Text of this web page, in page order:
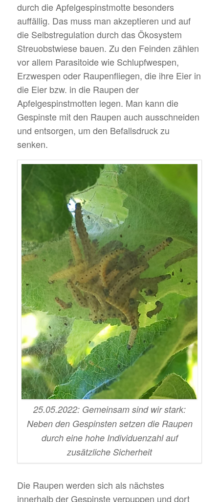
durch die Apfelgespinstmotte besonders
auffällig. Das muss man akzeptieren und auf
die Selbstregulation durch das Ökosystem
Streuobstwiese bauen. Zu den Feinden zählen
vor allem Parasitoide wie Schlupfwespen,
Erzwespen oder Raupenfliegen, die ihre Eier in
die Eier bzw. in die Raupen der
Apfelgespinstmotten legen. Man kann die
Gespinste mit den Raupen auch ausschneiden
und entsorgen, um den Befallsdruck zu
senken.
25.05.2022: Gemeinsam sind wir stark:
Neben den Gespinsten setzen die Raupen
durch eine hohe Individuenzahl auf
zusätzliche Sicherheit
Die Raupen werden sich als nächstes
innerhalb der Gespinste verpuppen und dort